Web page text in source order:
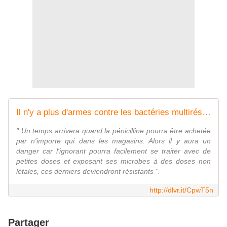
Il n'y a plus d'armes contre les bactéries multirésistantes
" Un temps arrivera quand la pénicilline pourra être achetée
par n'importe qui dans les magasins. Alors il y aura un
danger car l'ignorant pourra facilement se traiter avec de
petites doses et exposant ses microbes à des doses non
létales, ces derniers deviendront résistants ".
http://dlvr.it/CpwT5n
Partager